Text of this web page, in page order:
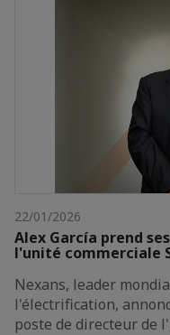
22/01/2026
Alex García prend
l'unité commerciale
Nexans, leader
l'électrification,
poste de directeur de